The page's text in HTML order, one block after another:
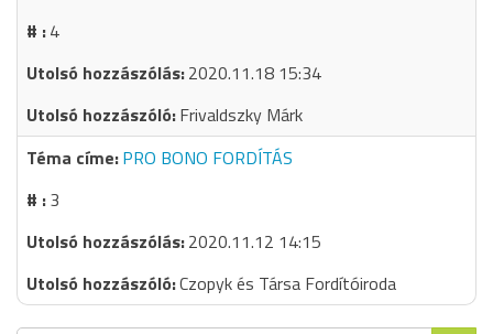
4
2020.11.18 15:34
Frivaldszky Márk
PRO BONO FORDÍTÁS
3
2020.11.12 14:15
Czopyk és Társa Fordítóiroda